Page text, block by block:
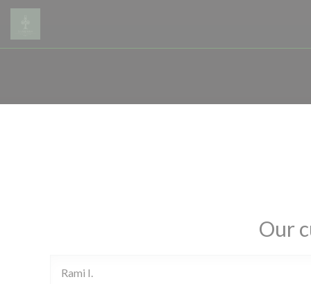
Personalizing your cookie choices
Our
Rami I